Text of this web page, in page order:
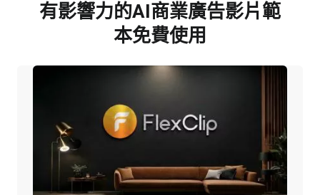
有影響力的AI商業廣告影片範
本免費使用